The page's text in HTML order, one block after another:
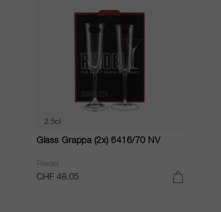
2.5cl
Glass Grappa (2x) 6416/70 NV
Riedel
CHF 48.05